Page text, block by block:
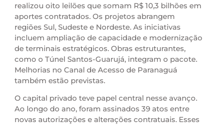
realizou oito leilões que somam R$ 10,3 bilhões em
aportes contratados. Os projetos abrangem
regiões Sul, Sudeste e Nordeste. As iniciativas
incluem ampliação de capacidade e modernização
de terminais estratégicos. Obras estruturantes,
como o Túnel Santos-Guarujá, integram o pacote.
Melhorias no Canal de Acesso de Paranaguá
também estão previstas.
O capital privado teve papel central nesse avanço.
Ao longo do ano, foram assinados 39 atos entre
novas autorizações e alterações contratuais. Esses